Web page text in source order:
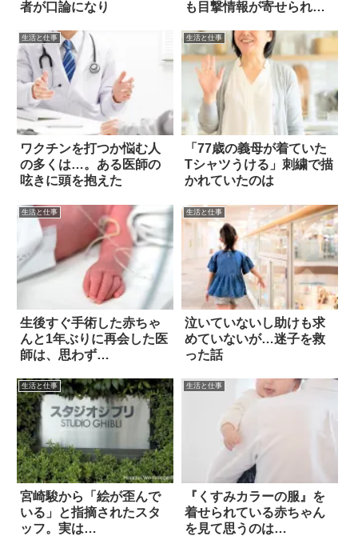
者が口論になり
も目撃情報が寄せられ
生活と仕事
ワクチンを打つか悩む人
の多くは…。ある医師の
呟きに頭を抱えた
生活と仕事
「77歳の義母が着ていた
Tシャツうける」刺繍で描
かれていたのは
生活と仕事
生後すぐ手術した赤ちゃ
んと1年ぶりに再会した医
師は、思わず…
生活と仕事
泣いていないし助けも求
めていないが…迷子を救
った話
生活と仕事
宮崎駿から「絵が歪んで
いる」と指摘されたスタ
ッフ。実は…
生活と仕事
『くすみカラーの服』を
着せられている赤ちゃん
を見て思うのは…